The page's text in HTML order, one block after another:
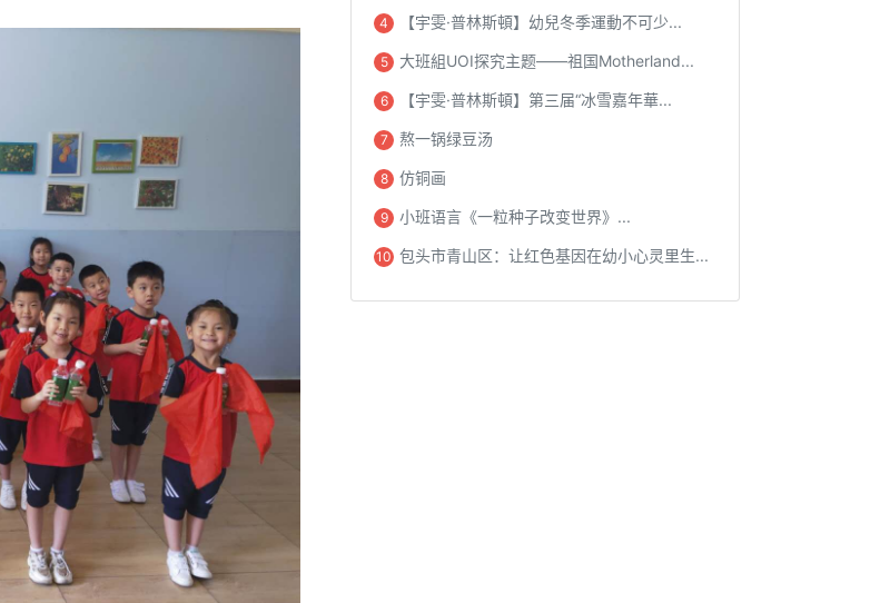
4 【宇雯·普林斯頓】幼兒冬季運動不可少...
5 大班組UOI探究主题——祖国Motherland...
6 【宇雯·普林斯頓】第三届“冰雪嘉年華...
7 熬一锅绿豆汤
8 仿铜画
9 小班语言《一粒种子改变世界》...
10 包头市青山区：让红色基因在幼小心灵里生...